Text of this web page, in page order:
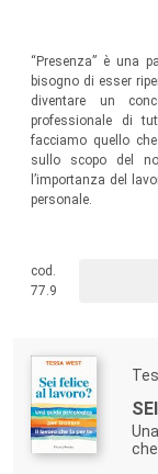
“Presenza” è una
bisogno di esser
diventare un
professionale di
facciamo quello
sullo scopo del
l’importanza del
personale.
cod.
77.9